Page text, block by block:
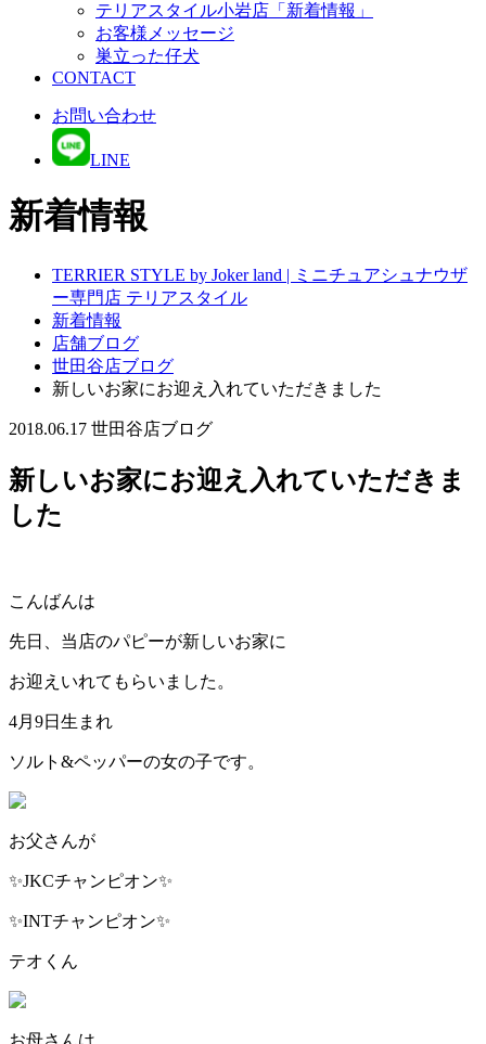
テリアスタイル小岩店「新着情報」
お客様メッセージ
巣立った仔犬
CONTACT
お問い合わせ
LINE
新着情報
TERRIER STYLE by Joker land | ミニチュアシュナウザ
ー専門店 テリアスタイル
新着情報
店舗ブログ
世田谷店ブログ
新しいお家にお迎え入れていただきました
2018.06.17 世田谷店ブログ
新しいお家にお迎え入れていただきま
した
こんばんは
先日、当店のパピーが新しいお家に
お迎えいれてもらいました。
4月9日生まれ
ソルト&ペッパーの女の子です。
お父さんが
✨JKCチャンピオン✨
✨INTチャンピオン✨
テオくん
お母さんは